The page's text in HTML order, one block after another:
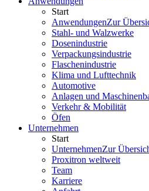
Start
AnwendungenZur
Stahl- und Walzwerke
Dosenindustrie
Verpackungsindustrie
Flaschenindustrie
Klima und Lufttechnik
Automotive
Anlagen und
Verkehr & Mobilität
Öfen
Unternehmen
Start
UnternehmenZur
Proxitron weltweit
Team
Karriere